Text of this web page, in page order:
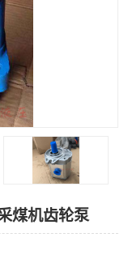
煤机齿轮泵